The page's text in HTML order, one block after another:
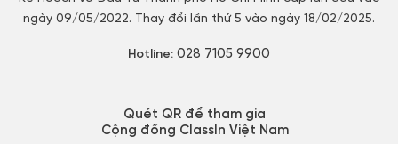
ngày 09/05/2022. Thay đổi lần thứ 5 vào ngày 18/02/2025.
Hotline: 028 7105 9900
Quét QR để tham gia
Cộng đồng ClassIn Việt Nam